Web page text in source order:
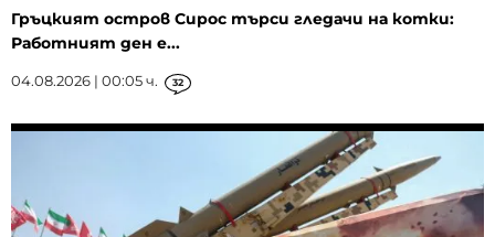
Гръцкият остров Сирос търси гледачи на котки:
Работният ден е...
04.08.2026 | 00:05 ч. 32